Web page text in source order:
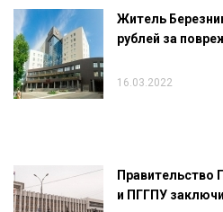
Житель
рублей за
16.03.2022
Правительство
и ПГГПУ